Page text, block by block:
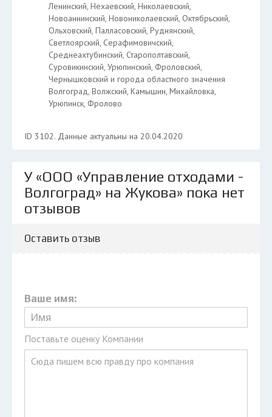
Ленинский, Нехаевский, Николаевский,
Новоаннинский, Новониколаевский, Октябрьский,
Ольховский, Палласовский, Руднянский,
Светлоярский, Серафимовичский,
Среднеахтубинский, Старополтавский,
Суровикинский, Урюпинский, Фроловский,
Чернышковский и города областного значения
Волгоград, Волжский, Камышин, Михайловка,
Урюпинск, Фролово
ID 3102. Данные актуальны на 20.04.2020
У «ООО «Управление отходами -
Волгоград» на Жукова» пока нет
отзывов
Оставить отзыв
Ваше имя:
Поставьте оценку Компании